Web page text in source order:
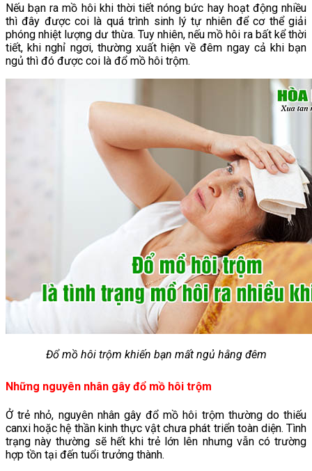
Nếu bạn ra mồ hôi khi thời tiết nóng bức hay hoạt động nhiều
thì đây được coi là quá trình sinh lý tự nhiên để cơ thể giải
phóng nhiệt lượng dư thừa. Tuy nhiên, nếu mồ hôi ra bất kể thời
tiết, khi nghỉ ngơi, thường xuất hiện về đêm ngay cả khi bạn
ngủ thì đó được coi là đổ mồ hôi trộm.
Đổ mồ hôi trộm khiến bạn mất ngủ hằng đêm
Những nguyên nhân gây đổ mồ hôi trộm
Ở trẻ nhỏ, nguyên nhân gây đổ mồ hôi trộm thường do thiếu
canxi hoặc hệ thần kinh thực vật chưa phát triển toàn diện. Tình
trạng này thường sẽ hết khi trẻ lớn lên nhưng vẫn có trường
hợp tồn tại đến tuổi trưởng thành.